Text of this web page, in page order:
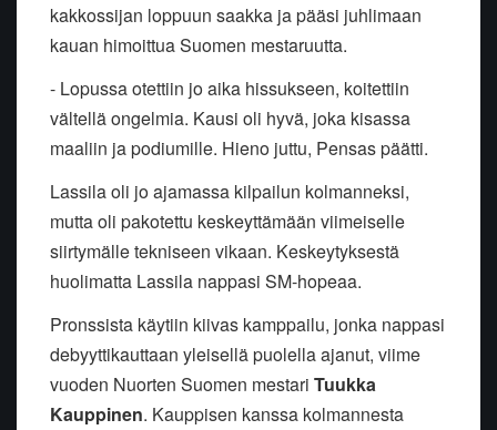
kakkossijan loppuun saakka ja pääsi juhlimaan
kauan himoittua Suomen mestaruutta.
- Lopussa otettiin jo aika hissukseen, koitettiin
vältellä ongelmia. Kausi oli hyvä, joka kisassa
maaliin ja podiumille. Hieno juttu, Pensas päätti.
Lassila oli jo ajamassa kilpailun kolmanneksi,
mutta oli pakotettu keskeyttämään viimeiselle
siirtymälle tekniseen vikaan. Keskeytyksestä
huolimatta Lassila nappasi SM-hopeaa.
Pronssista käytiin kiivas kamppailu, jonka nappasi
debyyttikauttaan yleisellä puolella ajanut, viime
vuoden Nuorten Suomen mestari Tuukka
Kauppinen. Kauppisen kanssa kolmannesta